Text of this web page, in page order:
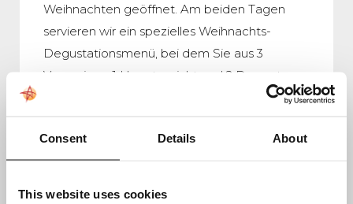
Consent Details About
This website uses cookies
Weihnachten geöffnet. Am beiden Tagen
servieren wir ein spezielles Weihnachts-
Degustationsmenü, bei dem Sie aus 3
Vorspeisen, 1 Hauptgericht und 2 Desserts
wählen können. Am beiden Weihnachten sind
Kinder haben wir ein spezielles Kindermenü,
das für jedes Kind ein Geschenk enthält.